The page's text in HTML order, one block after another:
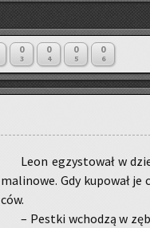
0
3
0
4
0
5
0
6
Leon eg­zy­sto­wał w
ma­li­no­we. Gdy ku­po­wał
ców.
– Pest­ki wcho­dzą w